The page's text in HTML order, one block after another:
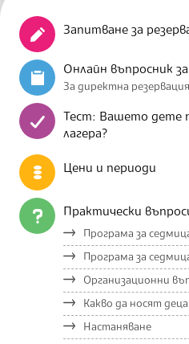
Запитване за
Онлайн въпросник
За директна резервация
Тест: Вашето дете
лагера?
Цени и периоди
Практически
Програма за
Програма за
Организационни
Какво да носят
Настаняване